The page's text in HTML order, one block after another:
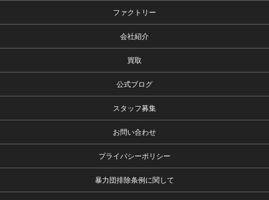
ファクトリー
会社紹介
買取
公式ブログ
スタッフ募集
お問い合わせ
プライバシーポリシー
暴力団排除条例に関して